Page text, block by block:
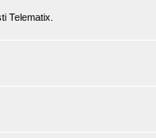
Telematix.